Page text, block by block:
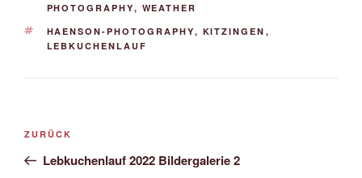
PHOTOGRAPHY, WEATHER
SCHLAGWÖRTER
HAENSON-PHOTOGRAPHY, KITZINGEN ,
LEBKUCHENLAUF
Beitrags-
Vorheriger
Beitrag
ZURÜCK
Lebkuchenlauf 2022 Bildergalerie 2